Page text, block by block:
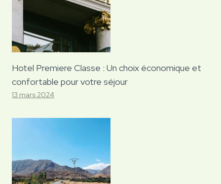
Hotel Premiere Classe : Un choix économique et
confortable pour votre séjour
13 mars 2024